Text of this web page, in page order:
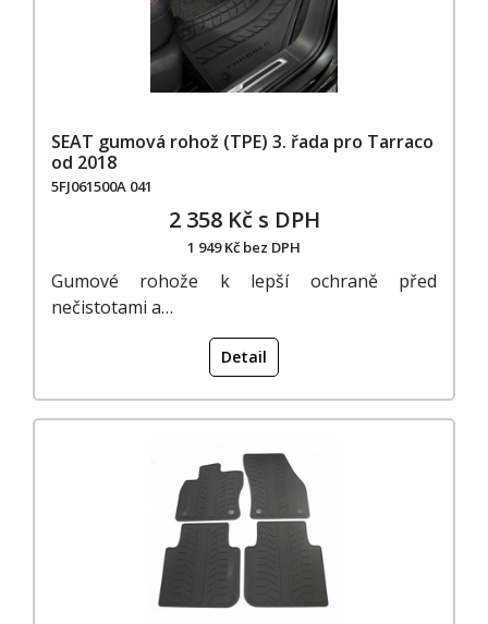
SEAT gumová rohož (TPE) 3. řada pro Tarraco
od 2018
5FJ061500A 041
2 358 Kč s DPH
1 949 Kč bez DPH
Gumové rohože k lepší ochraně před
nečistotami a…
Detail